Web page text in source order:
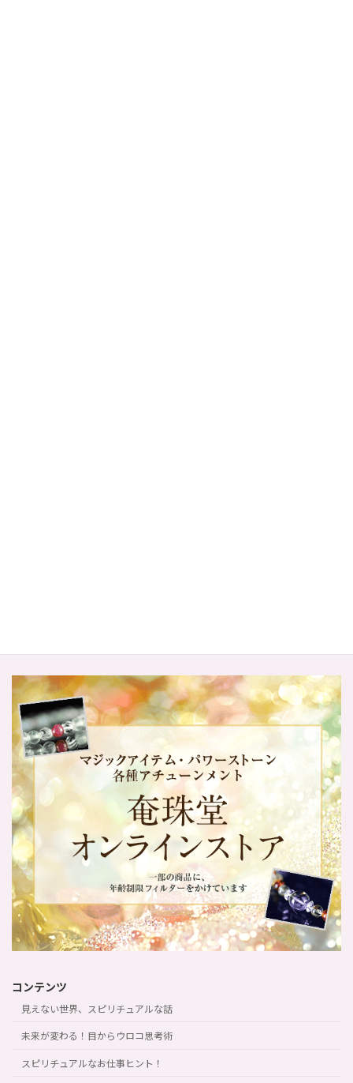
コンテンツ
見えない世界、スピリチュアルな話
未来が変わる！目からウロコ思考術
スピリチュアルなお仕事ヒント！